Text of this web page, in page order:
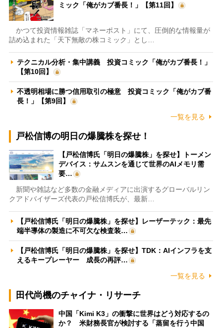
ミック「俺がカブ番長！」【第11回】
かつて投資情報雑誌「マネーポスト」にて、圧倒的な情報量が
詰め込まれた「天下無敵の株コミック」とし…
テクニカル分析・集中講義 投資コミック「俺がカブ番長！」
【第10回】
不透明相場に勝つ信用取引の極意 投資コミック「俺がカブ番
長！」【第9回】
一覧を見る
戸松信博の明日の爆騰株を探せ！
【戸松信博氏「明日の爆騰株」を探せ】トーメン
デバイス：サムスンを通じて世界のAIメモリ需
要…
新聞や雑誌など多数の金融メディアに出演するグローバルリン
クアドバイザーズ代表の戸松信博氏が、最新…
【戸松信博氏「明日の爆騰株」を探せ】レーザーテック：最先
端半導体の製造に不可欠な検査装…
【戸松信博氏「明日の爆騰株」を探せ】TDK：AIインフラを支
えるキープレーヤー 成長の再評…
一覧を見る
田代尚機のチャイナ・リサーチ
中国「Kimi K3」の衝撃に世界はどう対応するの
か？ 米財務長官が検討する「蒸留を行う中国